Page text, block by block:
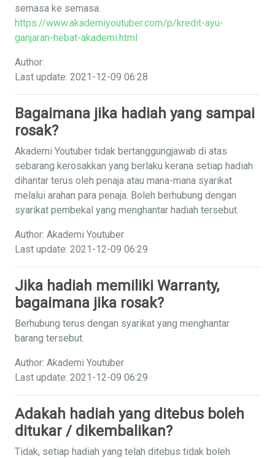
semasa ke semasa.
https://www.akademiyoutuber.com/p/kredit-ayu-
ganjaran-hebat-akademi.html
Author:
Last update: 2021-12-09 06:28
Bagaimana jika hadiah yang sampai
rosak?
Akademi Youtuber tidak bertanggungjawab di atas
sebarang kerosakkan yang berlaku kerana setiap hadiah
dihantar terus oleh penaja atau mana-mana syarikat
melalui arahan para penaja. Boleh berhubung dengan
syarikat pembekal yang menghantar hadiah tersebut.
Author: Akademi Youtuber
Last update: 2021-12-09 06:29
Jika hadiah memiliki Warranty,
bagaimana jika rosak?
Berhubung terus dengan syarikat yang menghantar
barang tersebut.
Author: Akademi Youtuber
Last update: 2021-12-09 06:29
Adakah hadiah yang ditebus boleh
ditukar / dikembalikan?
Tidak, setiap hadiah yang telah ditebus tidak boleh